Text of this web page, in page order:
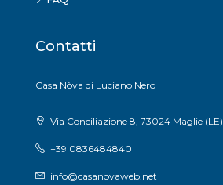
Contatti
Casa Nòva di Luciano Nero
Via Conciliazione 8, 73024 Maglie (LE)
+39 0836484840
info@casanovaweb.net